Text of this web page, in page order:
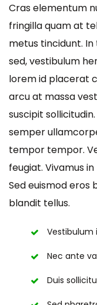
Cras elementum
fringilla quam at
metus tincidunt.
sed, vestibulum
lorem id placerat
arcu at massa
suscipit
semper
tempor tempor.
feugiat. Vivamus
Sed euismod eros
blandit tellus.
Vestibulum
Nec ante
Duis